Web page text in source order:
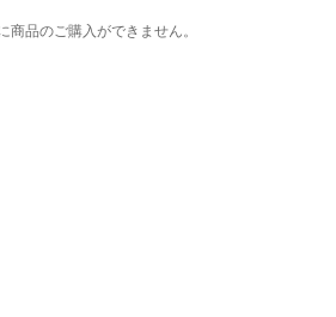
品のご購入ができません。